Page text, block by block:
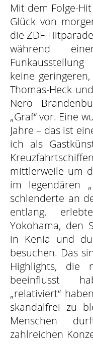
Mit dem Folge-
Glück von
die ZDF-
während
keine
Thomas-Heck
Nero
„Graf“ vor. Eine
Jahre – das ist
ich als
mittlerweile um
im legendären
schlenderte an
entlang,
Yokohama, den
in Kenia und
besuchen. Das
Highlights, die
beeinflusst
„relativiert“
skandalfrei zu
Menschen
zahlreichen